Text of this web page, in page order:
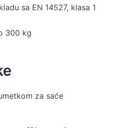
sa EN 14527, klasa 1
300 kg
za saće